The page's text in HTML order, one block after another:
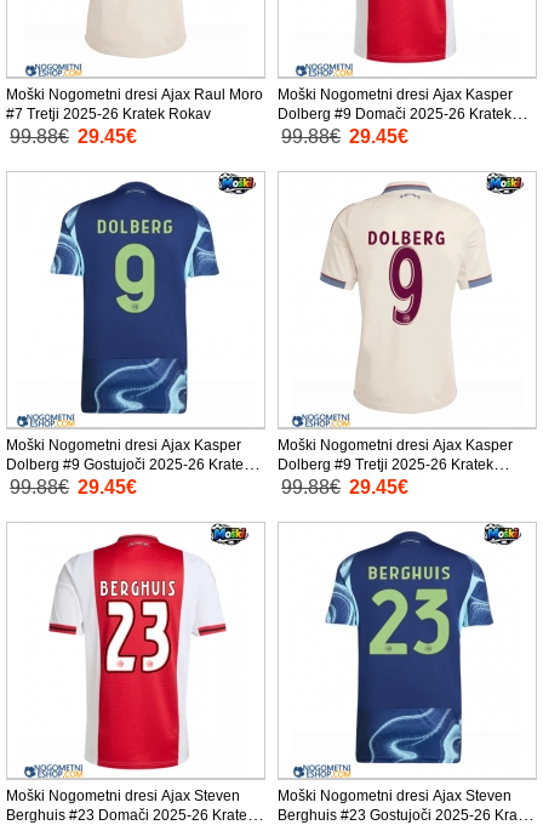
Moški Nogometni dresi Ajax Raul Moro
#7 Tretji 2025-26 Kratek Rokav
99.88€ 29.45€
Moški Nogometni dresi Ajax Kasper
Dolberg #9 Domači 2025-26 Kratek
Rokav
99.88€ 29.45€
Moški Nogometni dresi Ajax Kasper
Dolberg #9 Gostujoči 2025-26 Kratek
Rokav
99.88€ 29.45€
Moški Nogometni dresi Ajax Kasper
Dolberg #9 Tretji 2025-26 Kratek
Rokav
99.88€ 29.45€
Moški Nogometni dresi Ajax Steven
Berghuis #23 Domači 2025-26 Kratek
Moški Nogometni dresi Ajax Steven
Berghuis #23 Gostujoči 2025-26 Kratek